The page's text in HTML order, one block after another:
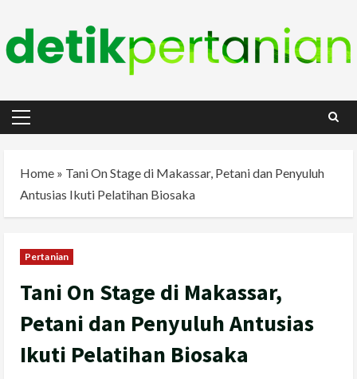
content
Primary
Home » Tani On Stage di Makassar, Petani dan Penyuluh
Antusias Ikuti Pelatihan Biosaka
Pertanian
Tani On Stage di Makassar,
Petani dan Penyuluh Antusias
Ikuti Pelatihan Biosaka